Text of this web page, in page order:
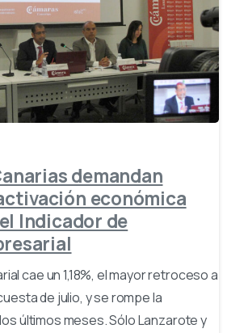
-
demandan
económica
Indicador de
cae un 1,18%, el mayor retroceso a
de julio, y se rompe la
últimos meses. Sólo Lanzarote y